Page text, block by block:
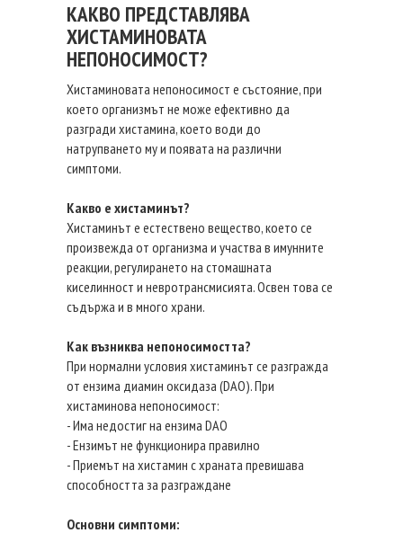
КАКВО ПРЕДСТАВЛЯВА
ХИСТАМИНОВАТА
НЕПОНОСИМОСТ?
Хистаминовата непоносимост е състояние, при
което организмът не може ефективно да
разгради хистамина, което води до
натрупването му и появата на различни
симптоми.
Какво е хистаминът?
Хистаминът е естествено вещество, което се
произвежда от организма и участва в имунните
реакции, регулирането на стомашната
киселинност и невротрансмисията. Освен това се
съдържа и в много храни.
Как възниква непоносимостта?
При нормални условия хистаминът се разгражда
от ензима диамин оксидаза (DAO). При
хистаминова непоносимост:
- Има недостиг на ензима DAO
- Ензимът не функционира правилно
- Приемът на хистамин с храната превишава
способността за разграждане
Основни симптоми: